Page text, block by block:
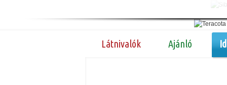
Látnivalók Ajánló